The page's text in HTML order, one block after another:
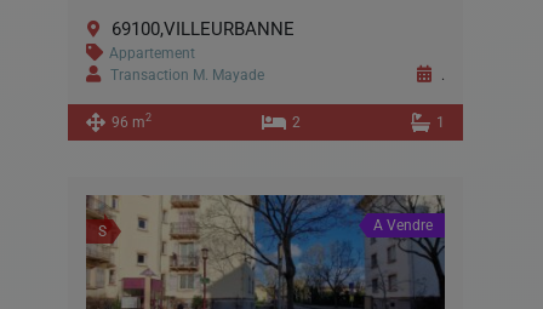
69100,VILLEURBANNE
Appartement
Transaction M. Mayade
96 m2 2 1
S A Vendre